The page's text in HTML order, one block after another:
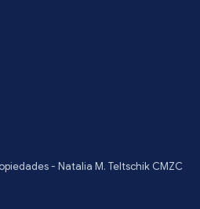
- Natalia M. Teltschik CMZC